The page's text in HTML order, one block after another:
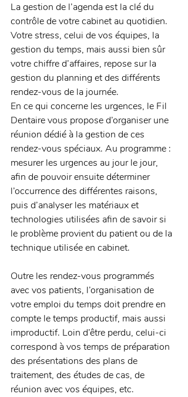
La gestion de l’agenda est la clé du
contrôle de votre cabinet au quotidien.
Votre stress, celui de vos équipes, la
gestion du temps, mais aussi bien sûr
votre chiffre d’affaires, repose sur la
gestion du planning et des différents
rendez-vous de la journée.
En ce qui concerne les urgences, le Fil
Dentaire vous propose d’organiser une
réunion dédié à la gestion de ces
rendez-vous spéciaux. Au programme :
mesurer les urgences au jour le jour,
afin de pouvoir ensuite déterminer
l’occurrence des différentes raisons,
puis d’analyser les matériaux et
technologies utilisées afin de savoir si
le problème provient du patient ou de la
technique utilisée en cabinet.
Outre les rendez-vous programmés
avec vos patients, l’organisation de
votre emploi du temps doit prendre en
compte le temps productif, mais aussi
improductif. Loin d’être perdu, celui-ci
correspond à vos temps de préparation
des présentations des plans de
traitement, des études de cas, de
réunion avec vos équipes, etc.